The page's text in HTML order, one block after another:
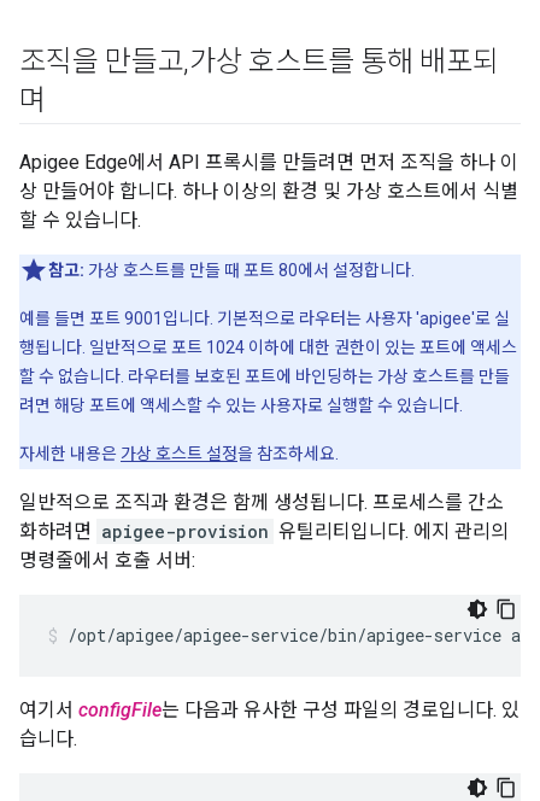
조직을 만들고,가상 호스트를 통해 배포되
며
Apigee Edge에서 API 프록시를 만들려면 먼저 조직을 하나 이
상 만들어야 합니다. 하나 이상의 환경 및 가상 호스트에서 식별
할 수 있습니다.
참고: 가상 호스트를 만들 때 포트 80에서 설정합니다.
예를 들면 포트 9001입니다. 기본적으로 라우터는 사용자 'apigee'로 실
행됩니다. 일반적으로 포트 1024 이하에 대한 권한이 있는 포트에 액세스
할 수 없습니다. 라우터를 보호된 포트에 바인딩하는 가상 호스트를 만들
려면 해당 포트에 액세스할 수 있는 사용자로 실행할 수 있습니다.
자세한 내용은 가상 호스트 설정을 참조하세요.
일반적으로 조직과 환경은 함께 생성됩니다. 프로세스를 간소
화하려면 apigee-provision 유틸리티입니다. 에지 관리의
명령줄에서 호출 서버:
/opt/apigee/apigee-service/bin/apigee-service
여기서 configFile는 다음과 유사한 구성 파일의 경로입니다. 있
습니다.